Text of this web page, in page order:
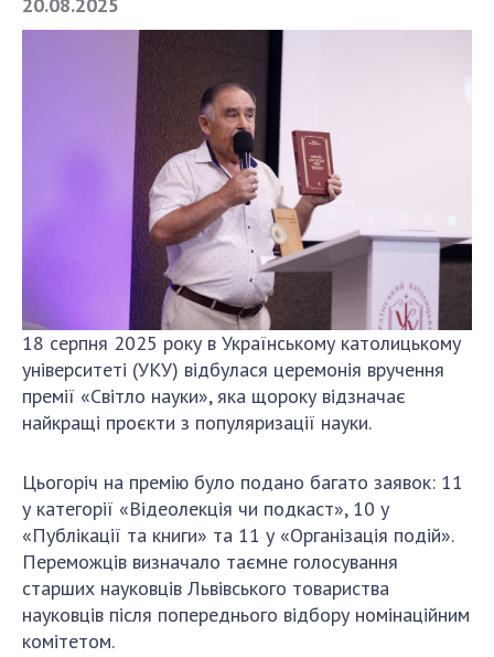
СТРУКТУРА
Президія НАН України
Апарат Президії
Секція фізико-технічних і математичних
Секція хімічних і біологічних наук
Секція суспільних і гуманітарних наук
Установи при Президії
Ради, комітети та комісії
Наукові центри МОН та НАН України
Громадські організації
ДІЯЛЬНІСТЬ
Засідання Президії НАН України
Сесії Загальних зборів НАН України
Річні звіти НАН України
18 серпня 2025 року в Українському католицькому
університеті (УКУ) відбулася церемонія вручення
премії «Світло науки», яка щороку відзначає
найкращі проєкти з популяризації науки.
Цьогоріч на премію було подано багато заявок: 11
у категорії «Відеолекція чи подкаст», 10 у
«Публікації та книги» та 11 у «Організація подій».
Переможців визначало таємне голосування
старших науковців Львівського товариства
науковців після попереднього відбору номінаційним
комітетом.